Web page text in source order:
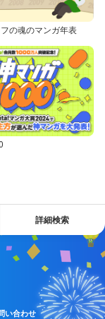
の魂のマンガ年表
詳細検索
い合わせ